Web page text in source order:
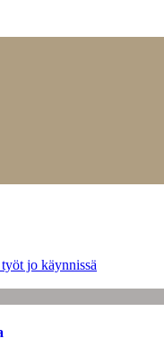
jo käynnissä